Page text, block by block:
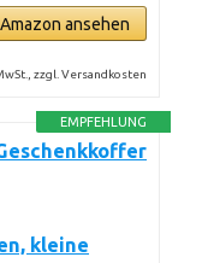
ansehen
zzgl. Versandkosten
EMPFEHLUNG
kleine